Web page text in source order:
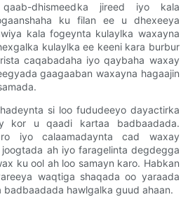
dhismeedka jireed iyo kala
ku filan ee u dhexeeya
kala fogeynta kulaylka waxayna
kulaylka ee keeni kara burbur
caqabadaha iyo qaybaha waxay
gaagaaban waxayna hagaajin
si loo fududeeyo dayactirka
kor u qaadi kartaa badbaadada.
iyo calaamadaynta cad waxay
ah iyo faragelinta degdegga
ku ool ah loo samayn karo. Habkan
waqtiga shaqada oo yaraada
badbaadada hawlgalka guud ahaan.